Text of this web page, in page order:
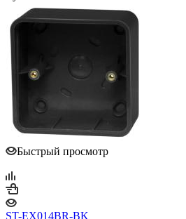
Быстрый просмотр
ST-EX014BR-BK